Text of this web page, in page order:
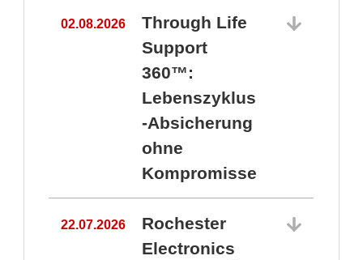
02.08.2026
Through Life
Support
360™:
Lebenszyklus
-Absicherung
ohne
Kompromisse
22.07.2026
Rochester
Electronics